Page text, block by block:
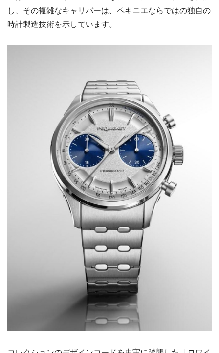
し、その複雑なキャリバーは、ペキニエならではの独自の
時計製造技術を示しています。